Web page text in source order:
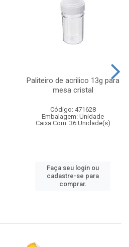
Paliteiro de acrilico 13g para
mesa cristal
Código: 471628
Embalagem: Unidade
Caixa Com: 36 Unidade(s)
Faça seu login ou
cadastre-se para
comprar.